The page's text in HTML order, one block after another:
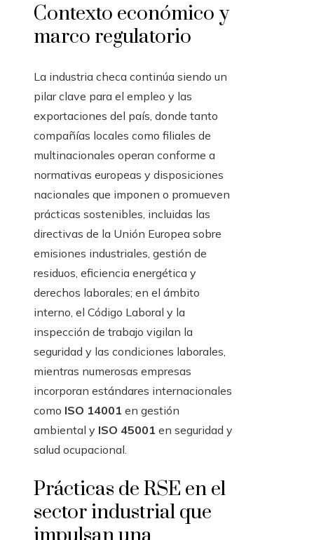
Contexto económico y
marco regulatorio
La industria checa continúa siendo un
pilar clave para el empleo y las
exportaciones del país, donde tanto
compañías locales como filiales de
multinacionales operan conforme a
normativas europeas y disposiciones
nacionales que imponen o promueven
prácticas sostenibles, incluidas las
directivas de la Unión Europea sobre
emisiones industriales, gestión de
residuos, eficiencia energética y
derechos laborales; en el ámbito
interno, el Código Laboral y la
inspección de trabajo vigilan la
seguridad y las condiciones laborales,
mientras numerosas empresas
incorporan estándares internacionales
como ISO 14001 en gestión
ambiental y ISO 45001 en seguridad y
salud ocupacional.
Prácticas de RSE en el
sector industrial que